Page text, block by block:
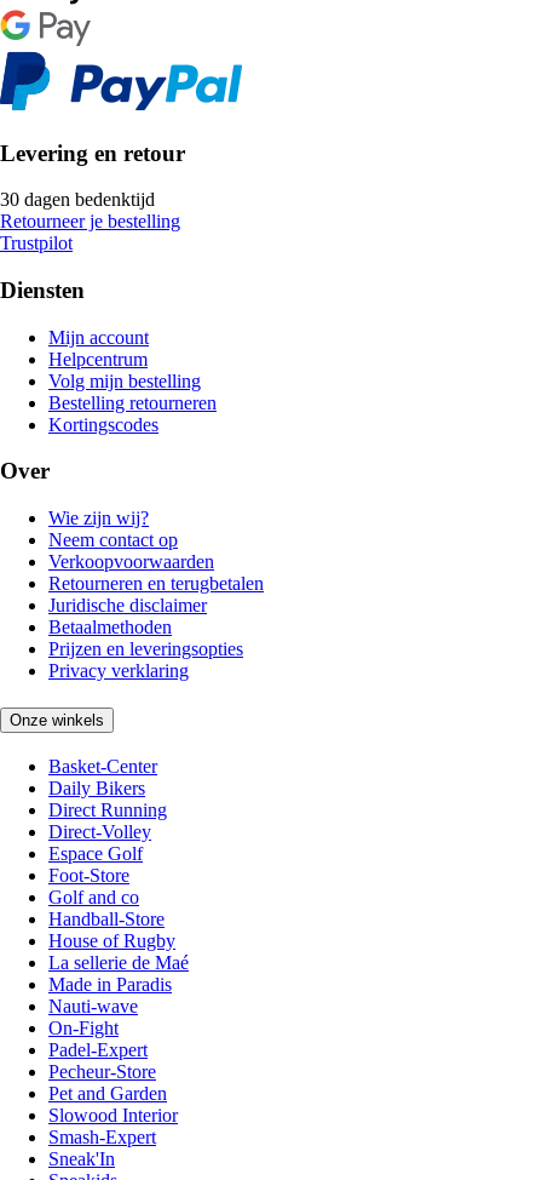
Levering en retour
30 dagen bedenktijd
Retourneer je bestelling
Trustpilot
Diensten
Mijn account
Helpcentrum
Volg mijn bestelling
Bestelling retourneren
Kortingscodes
Over
Wie zijn wij?
Neem contact op
Verkoopvoorwaarden
Retourneren en terugbetalen
Juridische disclaimer
Betaalmethoden
Prijzen en leveringsopties
Privacy verklaring
Onze winkels
Basket-Center
Daily Bikers
Direct Running
Direct-Volley
Espace Golf
Foot-Store
Golf and co
Handball-Store
House of Rugby
La sellerie de Maé
Made in Paradis
Nauti-wave
On-Fight
Padel-Expert
Pecheur-Store
Pet and Garden
Slowood Interior
Smash-Expert
Sneak'In